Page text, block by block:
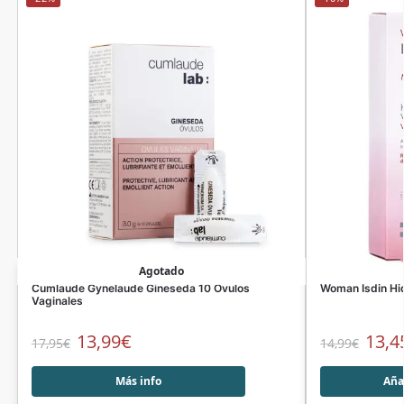
Agotado
Cumlaude Gynelaude Gineseda 10 Ovulos
Vaginales
17,95€ 13,99€
Más info
Woman Isdin
14,99€